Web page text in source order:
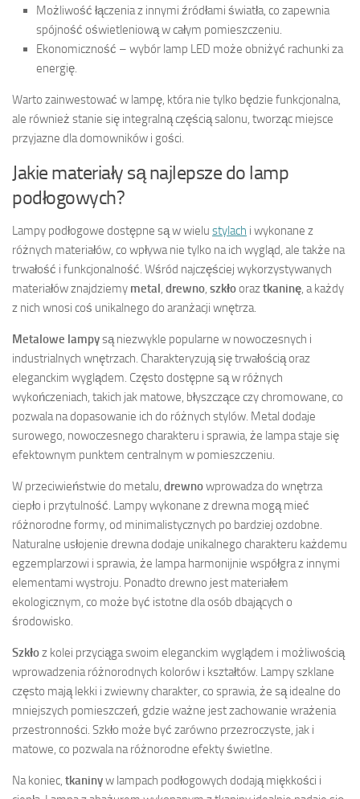
Możliwość łączenia z innymi źródłami światła, co zapewnia
spójność oświetleniową w całym pomieszczeniu.
Ekonomiczność – wybór lamp LED może obniżyć rachunki za
energię.
Warto zainwestować w lampę, która nie tylko będzie funkcjonalna,
ale również stanie się integralną częścią salonu, tworząc miejsce
przyjazne dla domowników i gości.
Jakie materiały są najlepsze do lamp
podłogowych?
Lampy podłogowe dostępne są w wielu stylach i wykonane z
różnych materiałów, co wpływa nie tylko na ich wygląd, ale także na
trwałość i funkcjonalność. Wśród najczęściej wykorzystywanych
materiałów znajdziemy metal, drewno, szkłooraztkaninę, a każdy
z nich wnosi coś unikalnego do aranżacji wnętrza.
Metalowe lampysą niezwykle popularne w nowoczesnych i
industrialnych wnętrzach. Charakteryzują się trwałością oraz
eleganckim wyglądem. Często dostępne są w różnych
wykończeniach, takich jak matowe, błyszczące czy chromowane, co
pozwala na dopasowanie ich do różnych stylów. Metal dodaje
surowego, nowoczesnego charakteru i sprawia, że lampa staje się
efektownym punktem centralnym w pomieszczeniu.
W przeciwieństwie do metalu, drewnowprowadza do wnętrza
ciepło i przytulność. Lampy wykonane z drewna mogą mieć
różnorodne formy, od minimalistycznych po bardziej ozdobne.
Naturalne usłojenie drewna dodaje unikalnego charakteru każdemu
egzemplarzowi i sprawia, że lampa harmonijnie współgra z innymi
elementami wystroju. Ponadto drewno jest materiałem
ekologicznym, co może być istotne dla osób dbających o
środowisko.
Szkłoz kolei przyciąga swoim eleganckim wyglądem i możliwością
wprowadzenia różnorodnych kolorów i kształtów. Lampy szklane
często mają lekki i zwiewny charakter, co sprawia, że są idealne do
mniejszych pomieszczeń, gdzie ważne jest zachowanie wrażenia
przestronności. Szkło może być zarówno przezroczyste, jak i
matowe, co pozwala na różnorodne efekty świetlne.
Na koniec, tkaninyw lampach podłogowych dodają miękkości i